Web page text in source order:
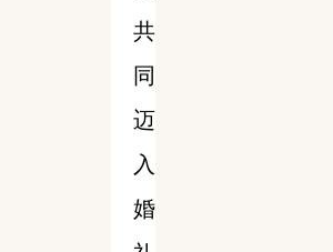
共
同
迈
入
婚